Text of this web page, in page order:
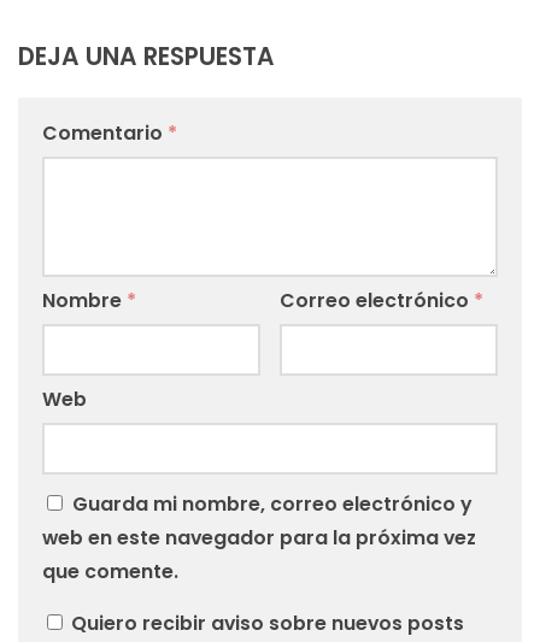
DEJA UNA RESPUESTA
Comentario *
Nombre * Correo electrónico *
Web
Guarda mi nombre, correo electrónico y
web en este navegador para la próxima vez
que comente.
Quiero recibir aviso sobre nuevos posts